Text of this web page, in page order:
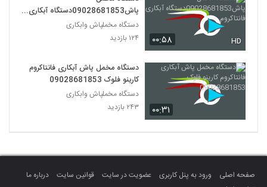
۰۰:۵۸ HD
پاش09028681853دستگاه آبکاری
فانتاکروم
دستگاه مخملپاش وابکاری
۱۲۴ بازدید
۰۰:۳۱
دستگاه مخمل پاش آبکاری فانتاکروم
کارینو فلوک 09028681853
دستگاه مخملپاش وابکاری
۲۴۳ بازدید
صفحه اصلی ورود به پنل کاربری عضویت در سایت قوانین سایت
درباره ما